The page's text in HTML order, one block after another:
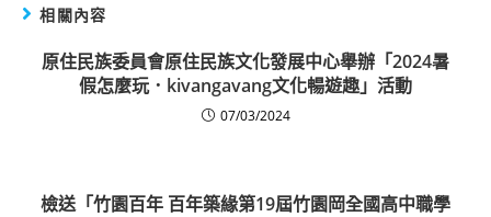
相關內容
原住民族委員會原住民族文化發展中心舉辦「2024暑
假怎麼玩．kivangavang文化暢遊趣」活動
07/03/2024
檢送「竹園百年 百年築緣第19屆竹園岡全國高中職學